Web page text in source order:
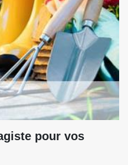
pour vos